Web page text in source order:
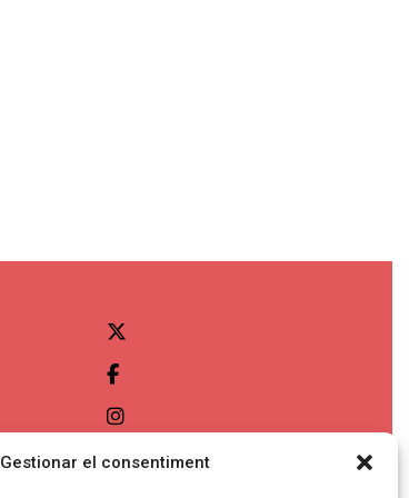
Gestionar el consentiment